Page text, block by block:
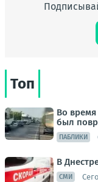
Топ
Во время
был
ПАБЛИКИ
В
СМИ